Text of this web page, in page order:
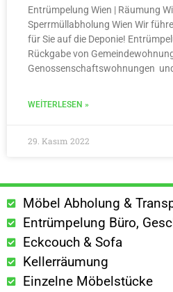
Entrümpelung Wien | Räumung
Sperrmüllabholung Wien Wir
für Sie auf die Deponie!
Rückgabe von
Genossenschaftswohnungen
WEITERLESEN »
29. Kasım 2022
Möbel Abholung &
Entrümpelung Büro,
Eckcouch & Sofa
Kellerräumung
Einzelne Möbelstücke